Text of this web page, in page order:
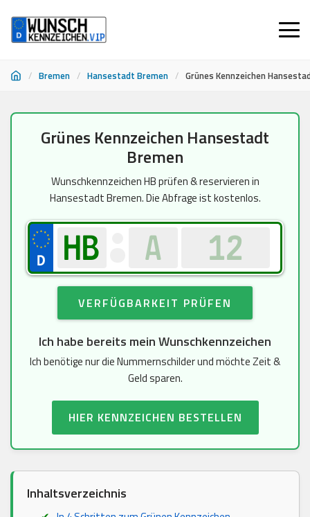
/ Bremen / Hansestadt Bremen / Grünes Kennzeichen
Grünes Kennzeichen Hansestadt
Bremen
Wunschkennzeichen HB prüfen & reservieren in
Hansestadt Bremen. Die Abfrage ist kostenlos.
VERFÜGBARKEIT PRÜFEN
Ich habe bereits mein Wunschkennzeichen
Ich benötige nur die Nummernschilder und möchte Zeit &
Geld sparen.
HIER KENNZEICHEN BESTELLEN
Inhaltsverzeichnis